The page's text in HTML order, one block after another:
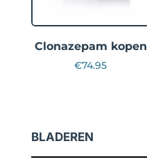
Clonazepam kopen
€74.95
BLADEREN